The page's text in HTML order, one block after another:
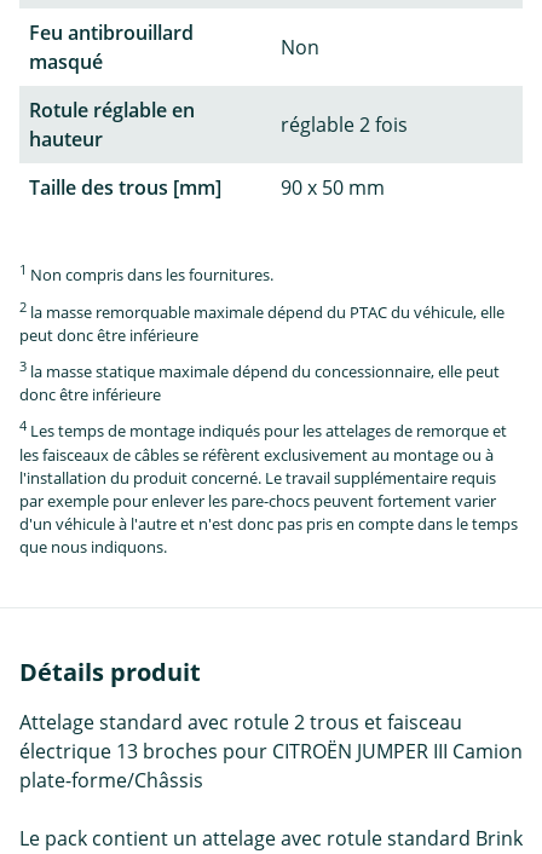
Feu antibrouillard
masqué
Non
Rotule réglable en
hauteur
réglable 2 fois
Taille des trous [mm] 90 x 50 mm
1 Non compris dans les fournitures.
2 la masse remorquable maximale dépend du PTAC du véhicule, elle
peut donc être inférieure
3 la masse statique maximale dépend du concessionnaire, elle peut
donc être inférieure
4 Les temps de montage indiqués pour les attelages de remorque et
les faisceaux de câbles se réfèrent exclusivement au montage ou à
l'installation du produit concerné. Le travail supplémentaire requis
par exemple pour enlever les pare-chocs peuvent fortement varier
d'un véhicule à l'autre et n'est donc pas pris en compte dans le temps
que nous indiquons.
Détails produit
Attelage standard avec rotule 2 trous et faisceau
électrique 13 broches pour CITROËN JUMPER III Camion
plate-forme/Châssis
Le pack contient un attelage avec rotule standard Brink